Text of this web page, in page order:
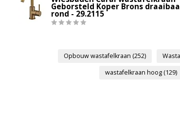
Geborsteld Koper Brons
rond - 29.2115
Opbouw wastafelkraan (252)
wastafelkraan hoog(129)